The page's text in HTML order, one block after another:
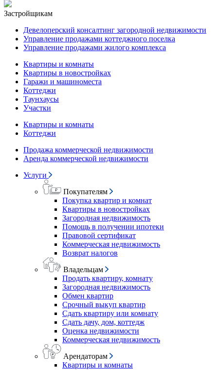
Застройщикам
Девелоперский консалтинг загородной недвижимости
Управление продажами коттеджного поселка
Управление продажами жилого комплекса
Квартиры и комнаты
Квартиры в новостройках
Гаражи и машиноместа
Коттеджи
Таунхаусы
Участки
Квартиры и комнаты
Коттеджи
Продажа коммерческой недвижимости
Аренда коммерческой недвижимости
Услуги
Покупателям
Покупка квартир и комнат
Квартиры в новостройках
Загородная недвижимость
Помощь в получении ипотеки
Правовой сертификат
Коммерческая недвижимость
Возврат налогов
Владельцам
Продать квартиру, комнату
Загородная недвижимость
Обмен квартир
Срочный выкуп квартир
Сдать квартиру или комнату
Сдать дачу, дом, коттедж
Оценка недвижимости
Коммерческая недвижимость
Арендаторам
Квартиры и комнаты